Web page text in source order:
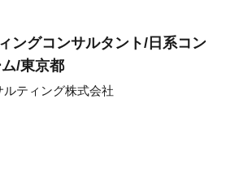
ングコンサルタント/日系コン
/東京都
ティング株式会社